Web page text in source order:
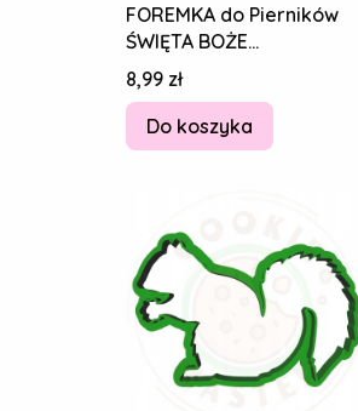
FOREMKA do Pierników
ŚWIĘTA BOŻE
NARODZENIE Zwierzęta
KAPIBARA kawaii 10cm
Cena
8,99 zł
Do koszyka